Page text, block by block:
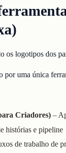
os logotipos dos
por uma única
Criadores) –
histórias e pipeline
de trabalho de